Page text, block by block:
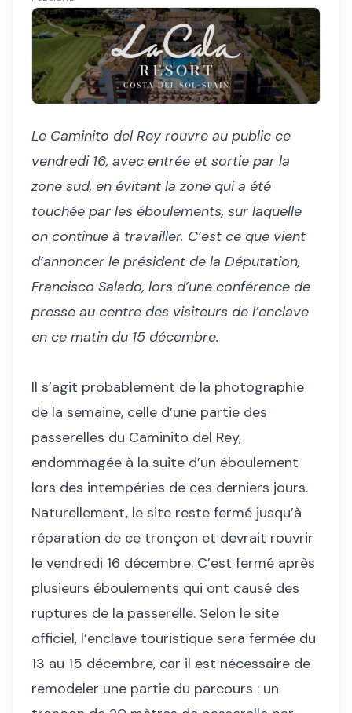
Le Caminito del Rey rouvre au public ce
vendredi 16, avec entrée et sortie par la
zone sud, en évitant la zone qui a été
touchée par les éboulements, sur laquelle
on continue à travailler. C’est ce que vient
d’annoncer le président de la Députation,
Francisco Salado, lors d’une conférence de
presse au centre des visiteurs de l’enclave
en ce matin du 15 décembre.
Il s’agit probablement de la photographie
de la semaine, celle d’une partie des
passerelles du Caminito del Rey,
endommagée à la suite d’un éboulement
lors des intempéries de ces derniers jours.
Naturellement, le site reste fermé jusqu’à
réparation de ce tronçon et devrait rouvrir
le vendredi 16 décembre. C’est fermé après
plusieurs éboulements qui ont causé des
ruptures de la passerelle. Selon le site
officiel, l’enclave touristique sera fermée du
13 au 15 décembre, car il est nécessaire de
remodeler une partie du parcours : un